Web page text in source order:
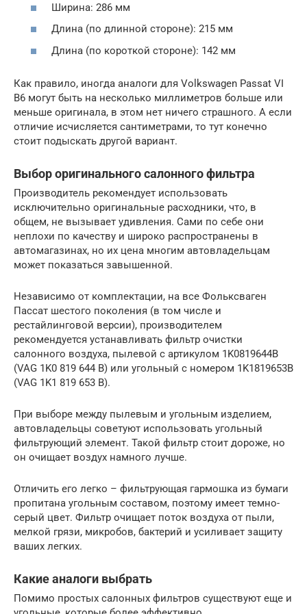
Ширина: 286 мм
Длина (по длинной стороне): 215 мм
Длина (по короткой стороне): 142 мм
Как правило, иногда аналоги для Volkswagen Passat VI
B6 могут быть на несколько миллиметров больше или
меньше оригинала, в этом нет ничего страшного. А если
отличие исчисляется сантиметрами, то тут конечно
стоит подыскать другой вариант.
Выбор оригинального салонного фильтра
Производитель рекомендует использовать
исключительно оригинальные расходники, что, в
общем, не вызывает удивления. Сами по себе они
неплохи по качеству и широко распространены в
автомагазинах, но их цена многим автовладельцам
может показаться завышенной.
Независимо от комплектации, на все Фольксваген
Пассат шестого поколения (в том числе и
рестайлинговой версии), производителем
рекомендуется устанавливать фильтр очистки
салонного воздуха, пылевой с артикулом 1K0819644B
(VAG 1K0 819 644 B) или угольный с номером 1K1819653B
(VAG 1K1 819 653 B).
При выборе между пылевым и угольным изделием,
автовладельцы советуют использовать угольный
фильтрующий элемент. Такой фильтр стоит дороже, но
он очищает воздух намного лучше.
Отличить его легко – фильтрующая гармошка из бумаги
пропитана угольным составом, поэтому имеет темно-
серый цвет. Фильтр очищает поток воздуха от пыли,
мелкой грязи, микробов, бактерий и усиливает защиту
ваших легких.
Какие аналоги выбрать
Помимо простых салонных фильтров существуют еще и